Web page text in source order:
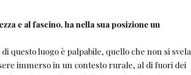
e al fascino, ha nella sua posizione un
questo luogo è palpabile, quello che non si svela
immerso in un contesto rurale, al di fuori dei